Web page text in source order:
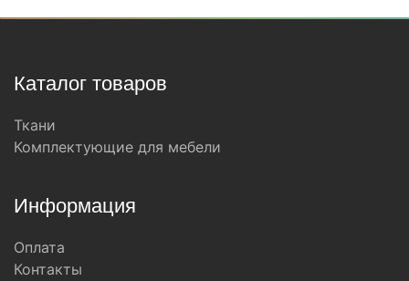
Каталог товаров
Ткани
Комплектующие для мебели
Информация
Оплата
Контакты